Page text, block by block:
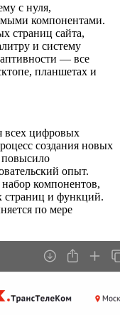
с нуля,
компонентами.
страниц сайта,
и систему
— все
планшетах и
всех цифровых
создания новых
повысило
опыт.
компонентов,
страниц и функций.
по мере